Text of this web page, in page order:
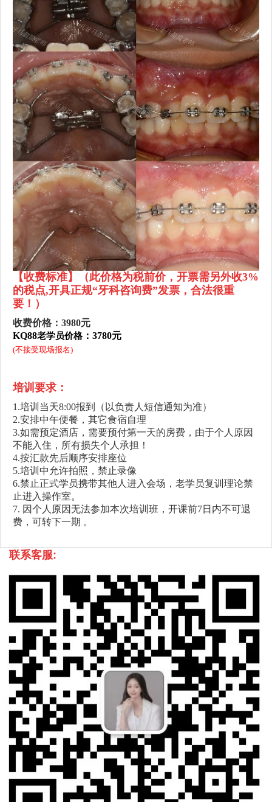
【收费标准】
（此价格为税前价，开票需另外收3%
的税点,开具正规“牙科咨询费”发票，合法很重
要！）
收费价格：3980元
KQ88老学员价格：3780元
(不接受现场报名)
培训要求：
1.培训当天8:00报到（以负责人短信通知为准）
2.安排中午便餐，其它食宿自理
3.如需预定酒店，需要预付第一天的房费，由于个人原因
不能入住，所有损失个人承担！
4.按汇款先后顺序安排座位
5.培训中允许拍照，禁止录像
6.禁止正式学员携带其他人进入会场，老学员复训理论禁
止进入操作室。
7. 因个人原因无法参加本次培训班，开课前7日内不可退
费，可转下一期 。
联系客服: